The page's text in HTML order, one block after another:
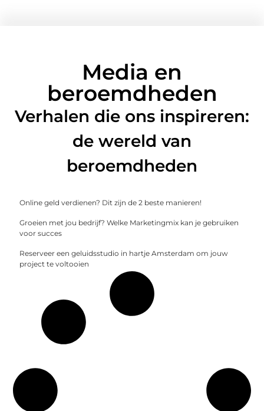
Media en
beroemdheden
Verhalen die ons inspireren:
de wereld van
beroemdheden
Online geld verdienen? Dit zijn de 2 beste manieren!
Groeien met jou bedrijf? Welke Marketingmix kan je gebruiken
voor succes
Reserveer een geluidsstudio in hartje Amsterdam om jouw
project te voltooien